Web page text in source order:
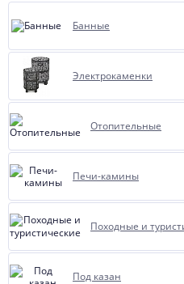
Банные
Электрокаменки
Отопительные
Печи-камины
Походные и
Под казан